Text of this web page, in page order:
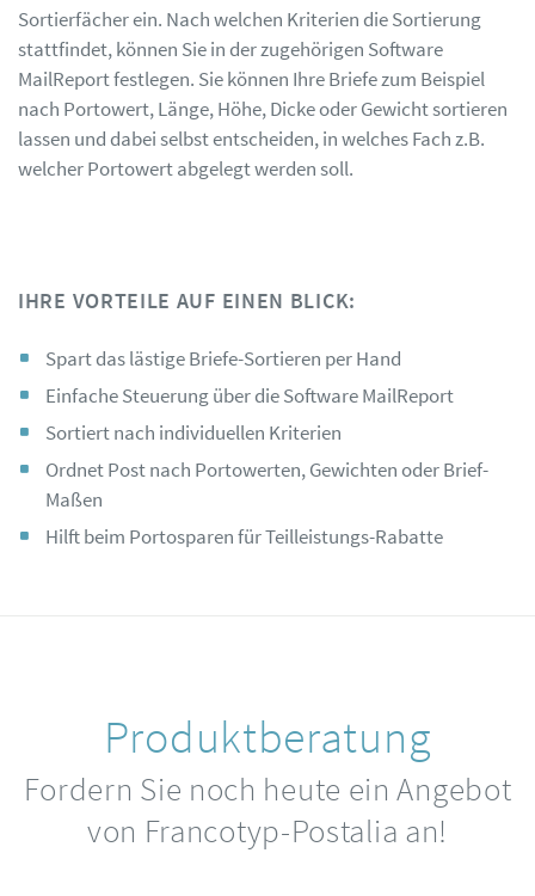
Sortierfächer ein. Nach welchen Kriterien die Sortierung
stattfindet, können Sie in der zugehörigen Software
MailReport festlegen. Sie können Ihre Briefe zum Beispiel
nach Portowert, Länge, Höhe, Dicke oder Gewicht sortieren
lassen und dabei selbst entscheiden, in welches Fach z.B.
welcher Portowert abgelegt werden soll.
IHRE VORTEILE AUF EINEN BLICK:
Spart das lästige Briefe-Sortieren per Hand
Einfache Steuerung über die Software MailReport
Sortiert nach individuellen Kriterien
Ordnet Post nach Portowerten, Gewichten oder Brief-
Maßen
Hilft beim Portosparen für Teilleistungs-Rabatte
Produktberatung
Fordern Sie noch heute ein Angebot
von Francotyp-Postalia an!